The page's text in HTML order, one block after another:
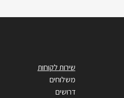
שירות לקוחות
משלוחים
דרושים